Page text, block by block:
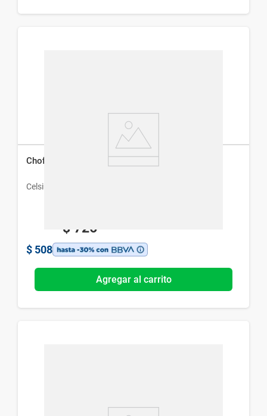
Chofitol Ph x 20 Comp
Celsius
$ 726
$ 508
Agregar al carrito